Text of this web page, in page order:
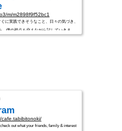
m/m2898f9f52bc1
に実践できそうなこと、日々の気づき、
、僕の視点も交えながら記していきま
cafe.tabibitonoki/
out what your friends, family & interest